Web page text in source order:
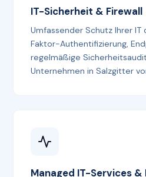
IT-Sicherheit & Firewall
Umfassender Schutz Ihrer IT
Faktor-Authentifizierung,
regelmäßige
Unternehmen in Salzgitter
Managed IT-Services